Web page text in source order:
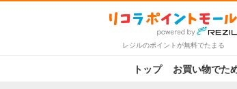
レジルのポイントが無料でたまる
トップ お買い物でた